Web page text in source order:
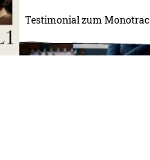
Testimonial zum Monotrac